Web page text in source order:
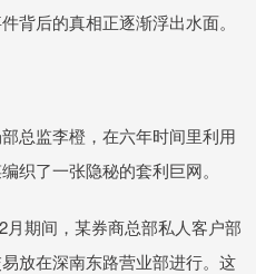
背后的真相正逐渐浮出水面。
总监李橙，在六年时间里利用
织了一张隐秘的套利巨网。
期间，某券商总部私人客户部
放在深南东路营业部进行。这